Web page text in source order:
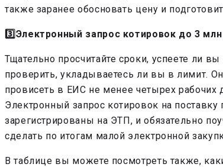
также заранее обосновать цену и
3️⃣Электронный запрос котировок до 3
Тщательно просчитайте сроки, успеете ли
проверить, укладываетесь ли вы в лимит.
провисеть в ЕИС не менее четырех рабочих
Электронный запрос котировок на
зарегистрированы на ЭТП, и обязательно
сделать по итогам малой электронной
В таблице вы можете посмотреть также,